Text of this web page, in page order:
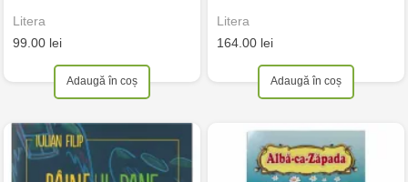
Litera
99.00 lei
Adaugă în coș
Litera
164.00 lei
Adaugă în coș